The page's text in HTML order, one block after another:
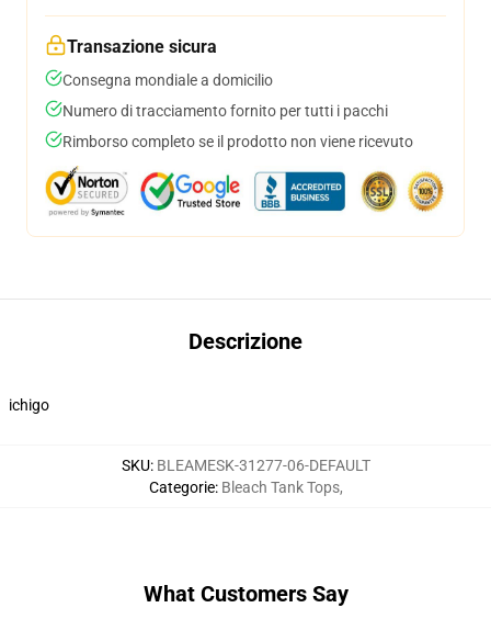
Transazione sicura
Consegna mondiale a domicilio
Numero di tracciamento fornito per tutti i pacchi
Rimborso completo se il prodotto non viene ricevuto
Descrizione
ichigo
SKU: BLEAMESK-31277-06-DEFAULT
Categorie: Bleach Tank Tops,
What Customers Say